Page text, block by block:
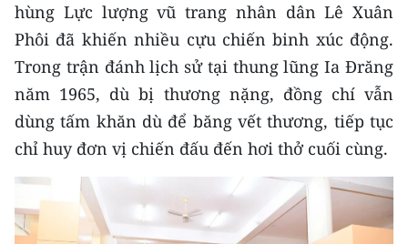
Media Du lịch
Media Thế giới
Media Thể thao
Media Giáo dục
Media Y tế
Media Khoa học - Công nghệ
hùng Lực lượng vũ trang nhân dân Lê Xuân
Phôi đã khiến nhiều cựu chiến binh xúc động.
Trong trận đánh lịch sử tại thung lũng Ia Đrăng
năm 1965, dù bị thương nặng, đồng chí vẫn
dùng tấm khăn dù để băng vết thương, tiếp tục
chỉ huy đơn vị chiến đấu đến hơi thở cuối cùng.